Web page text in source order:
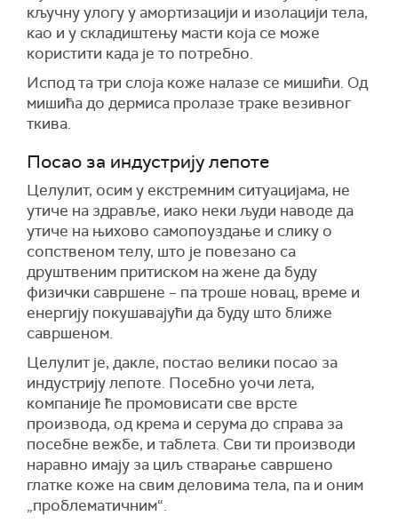
кључну улогу у амортизацији и изолацији тела,
као и у складиштењу масти која се може
користити када је то потребно.
Испод та три слоја коже налазе се мишићи. Од
мишића до дермиса пролазе траке везивног
ткива.
Посао за индустрију лепоте
Целулит, осим у екстремним ситуацијама, не
утиче на здравље, иако неки људи наводе да
утиче на њихово самопоуздање и слику о
сопственом телу, што је повезано са
друштвеним притиском на жене да буду
физички савршене – па троше новац, време и
енергију покушавајући да буду што ближе
савршеном.
Целулит је, дакле, постао велики посао за
индустрију лепоте. Посебно уочи лета,
компаније ће промовисати све врсте
производа, од крема и серума до справа за
посебне вежбе, и таблета. Сви ти производи
наравно имају за циљ стварање савршено
глатке коже на свим деловима тела, па и оним
„проблематичним“.